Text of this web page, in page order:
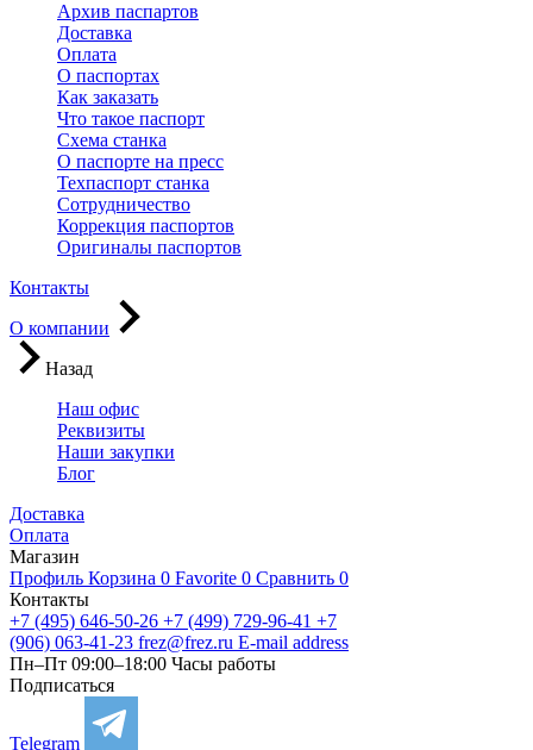
Архив паспартов
Доставка
Оплата
О паспортах
Как заказать
Что такое паспорт
Схема станка
О паспорте на пресс
Техпаспорт станка
Сотрудничество
Коррекция паспортов
Оригиналы паспортов
Контакты
О компании
Назад
Наш офис
Реквизиты
Наши закупки
Блог
Доставка
Оплата
Магазин
Профиль Корзина 0 Favorite 0 Сравнить 0
Контакты
+7 (495) 646-50-26 +7 (499) 729-96-41 +7
(906) 063-41-23 frez@frez.ru E-mail address
Пн–Пт 09:00–18:00 Часы работы
Подписаться
Telegram